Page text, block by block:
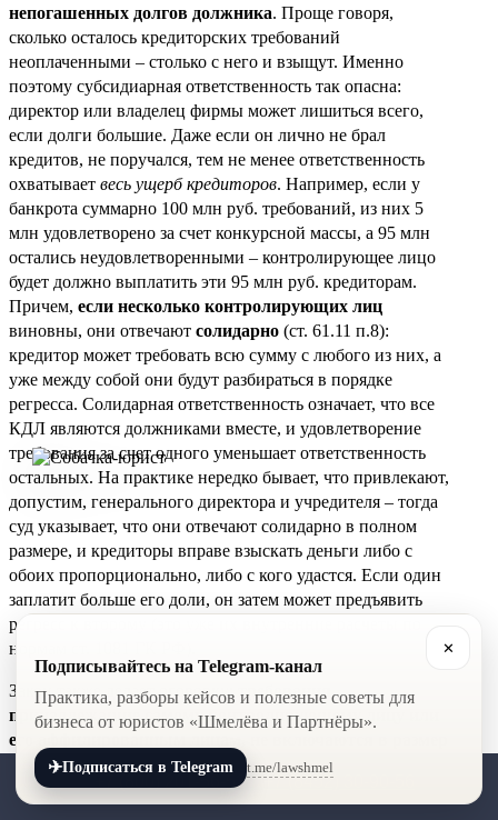
непогашенных долгов должника. Проще говоря,
сколько осталось кредиторских требований
неоплаченными – столько с него и взыщут. Именно
поэтому субсидиарная ответственность так опасна:
директор или владелец фирмы может лишиться всего,
если долги большие. Даже если он лично не брал
кредитов, не поручался, тем не менее ответственность
охватывает весь ущерб кредиторов. Например, если у
банкрота суммарно 100 млн руб. требований, из них 5
млн удовлетворено за счет конкурсной массы, а 95 млн
остались неудовлетворенными – контролирующее лицо
будет должно выплатить эти 95 млн руб. кредиторам.
Причем, если несколько контролирующих лиц
виновны, они отвечают солидарно (ст. 61.11 п.8):
кредитор может требовать всю сумму с любого из них, а
уже между собой они будут разбираться в порядке
регресса. Солидарная ответственность означает, что все
КДЛ являются должниками вместе, и удовлетворение
требования за счет одного уменьшает ответственность
остальных. На практике нередко бывает, что привлекают,
допустим, генерального директора и учредителя – тогда
суд указывает, что они отвечают солидарно в полном
размере, и кредиторы вправе взыскать деньги либо с
обоих пропорционально, либо с кого удастся. Если один
заплатит больше его доли, он затем может предъявить
регресс к второму (это уже их внутренние расчеты по
нормам ст. 1081 ГК РФ).
Закон также делает оговорку: требования,
принадлежащие самому контролирующему лицу или
его аффилированным лицам, не включаются в размер
субсидиарной ответственности. То есть КДЛ не должен
платить по «долгам перед самим собой». Например, если
✕
Подписывайтесь на Telegram-канал
Практика, разборы кейсов и полезные советы для
бизнеса от юристов «Шмелёва и Партнёры».
✈Подписаться в Telegram t.me/lawshmel
+7 (800) 201-56-52 +7 (8452) 30-90-56